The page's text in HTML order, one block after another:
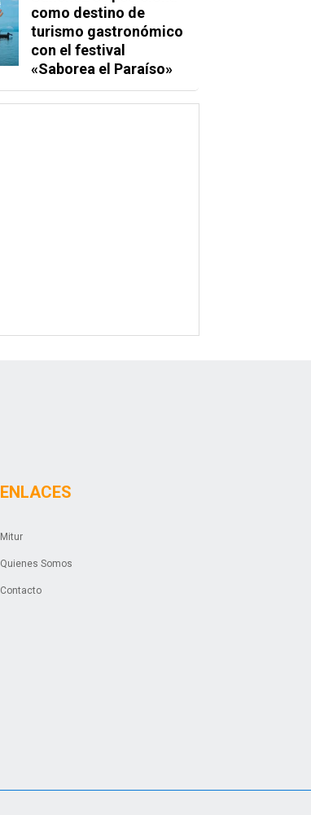
como destino de
turismo gastronómico
con el festival
«Saborea el Paraíso»
ENLACES
Mitur
Quienes Somos
Contacto